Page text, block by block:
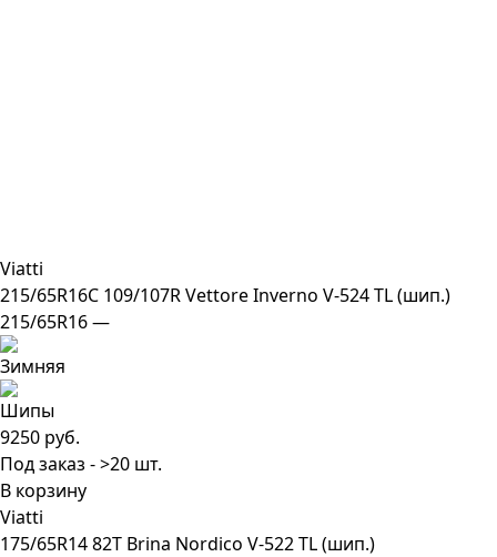
Viatti
215/65R16C 109/107R Vettore Inverno V-524 TL (шип.)
215/65R16 —
9250 руб.
Под заказ - >20 шт.
В корзину
Viatti
175/65R14 82T Brina Nordico V-522 TL (шип.)